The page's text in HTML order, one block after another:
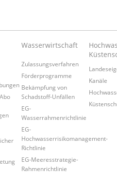
Wasserwirtschaft
Zulassungsverfahren
Förderprogramme
Bekämpfung von
Schadstoff-Unfällen
EG-
Wasserrahmenrichtlinie
EG-
Hochwasserrisikomanagement-
Richtlinie
EG-Meeresstrategie-
Rahmenrichtlinie
Kanäle